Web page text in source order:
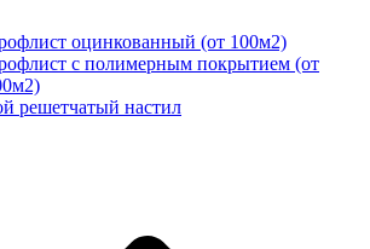
оцинкованный (от 100м2)
с полимерным покрытием (от
решетчатый настил